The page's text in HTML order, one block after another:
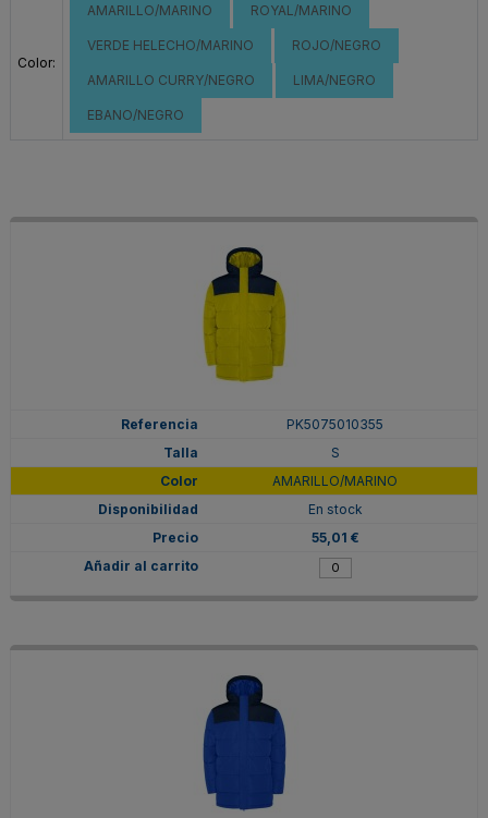
Color:
AMARILLO/MARINO ROYAL/MARINO
VERDE HELECHO/MARINO ROJO/NEGRO
AMARILLO CURRY/NEGRO LIMA/NEGRO
EBANO/NEGRO
PK5075010355
S
AMARILLO/MARINO
En stock
55,01 €